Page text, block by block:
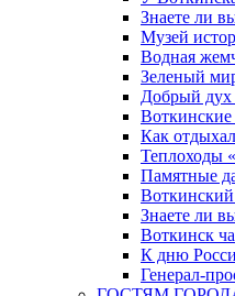
Знаете ли
Музей
Водная
Зеленый
Добрый дух
Как
Теплоходы
Памятные
Знаете ли
Воткинск
К дню
Генерал-